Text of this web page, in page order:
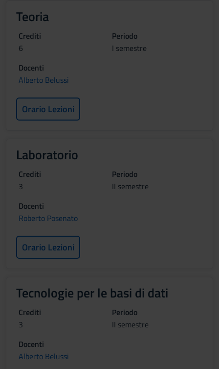
Teoria
Crediti
6
Periodo
I semestre
Docenti
Alberto Belussi
Orario Lezioni
Laboratorio
Crediti
3
Periodo
II semestre
Docenti
Roberto Posenato
Orario Lezioni
Tecnologie per le basi di dati
Crediti
3
Periodo
II semestre
Docenti
Alberto Belussi